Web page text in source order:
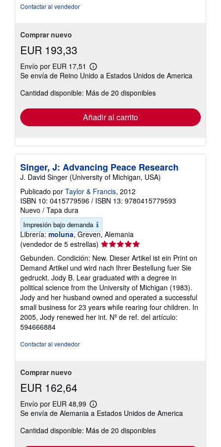
Contactar al vendedor
Comprar nuevo
EUR 193,33
Envío por EUR 17,51
Más
información
las
envío
Se envía de Reino Unido a Estados Unidos de America
Cantidad disponible: Más de 20 disponibles
Añadir al carrito
Singer, J: Advancing Peace Research
J. David Singer (University of Michigan, USA)
Publicado por Taylor & Francis, 2012
ISBN 10: 0415779596 / ISBN 13: 9780415779593
Nuevo / Tapa dura
Impresión bajo demanda
Librería: moluna, Greven, Alemania
(vendedor de 5 estrellas) Calificación
vendedor:
5
de
5
estrellas
Gebunden. Condición: New. Dieser Artikel ist ein Print on
Demand Artikel und wird nach Ihrer Bestellung fuer Sie
gedruckt. Jody B. Lear graduated with a degree in
political science from the University of Michigan (1983).
Jody and her husband owned and operated a successful
small business for 23 years while rearing four children. In
2005, Jody renewed her int. Nº de ref. del artículo:
594666884
Contactar al vendedor
Comprar nuevo
EUR 162,64
Envío por EUR 48,99
Más
información
las
Se envía de Alemania a Estados Unidos de America
Cantidad disponible: Más de 20 disponibles